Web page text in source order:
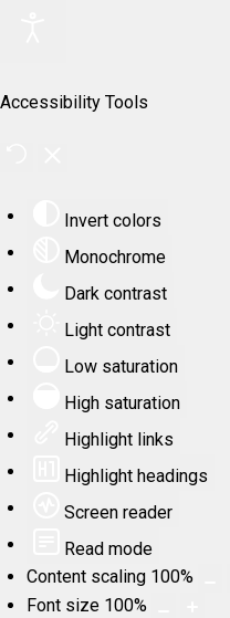
Accessibility Tools
Invert colors
Monochrome
Dark contrast
Light contrast
Low saturation
High saturation
Highlight links
Highlight headings
Screen reader
Read mode
Content scaling 100%
Font size 100%